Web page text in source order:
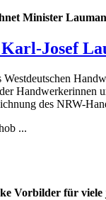
Minister
Josef
Westdeutschen
Handwerkerinnen
des NRW-
...
Vorbilder für viele